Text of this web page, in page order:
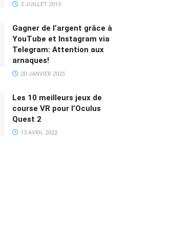
2 JUILLET 2015
Gagner de l’argent grâce à
YouTube et Instagram via
Telegram: Attention aux
arnaques!
20 JANVIER 2025
Les 10 meilleurs jeux de
course VR pour l’Oculus
Quest 2
13 AVRIL 2022